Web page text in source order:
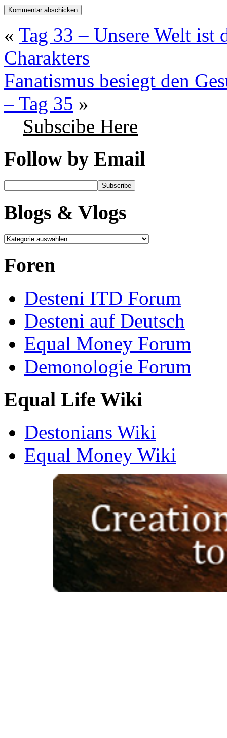
« Tag 33 – Unsere Welt ist
Charakters
Fanatismus besiegt den
– Tag 35 »
Subscibe Here
Follow by Email
Blogs & Vlogs
Foren
Desteni ITD Forum
Desteni auf Deutsch
Equal Money Forum
Demonologie Forum
Equal Life Wiki
Destonians Wiki
Equal Money Wiki